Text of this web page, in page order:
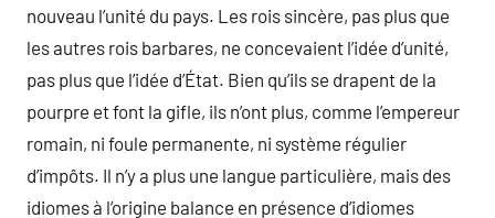
nouveau l’unité du pays. Les rois sincère, pas plus que
les autres rois barbares, ne concevaient l’idée d’unité,
pas plus que l’idée d’État. Bien qu’ils se drapent de la
pourpre et font la gifle, ils n’ont plus, comme l’empereur
romain, ni foule permanente, ni système régulier
d’impôts. Il n’y a plus une langue particulière, mais des
idiomes à l’origine balance en présence d’idiomes